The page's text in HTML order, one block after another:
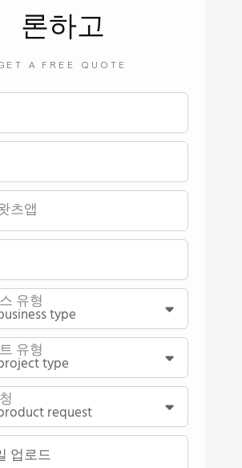
론하고
A FREE QUOTE
츠앱
유형
유형
업로드